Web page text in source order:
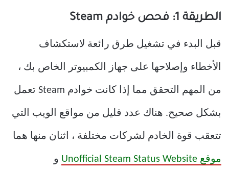
الطريقة 1: فحص خوادم Steam
قبل البدء في تشغيل طرق رائعة لاستكشاف
الأخطاء وإصلاحها على جهاز الكمبيوتر الخاص بك ،
من المهم التحقق مما إذا كانت خوادم Steam تعمل
بشكل صحيح. هناك عدد قليل من مواقع الويب التي
تتعقب قوة الخادم لشركات مختلفة ، اثنان منها هما
موقع Unofficial Steam Status Website و